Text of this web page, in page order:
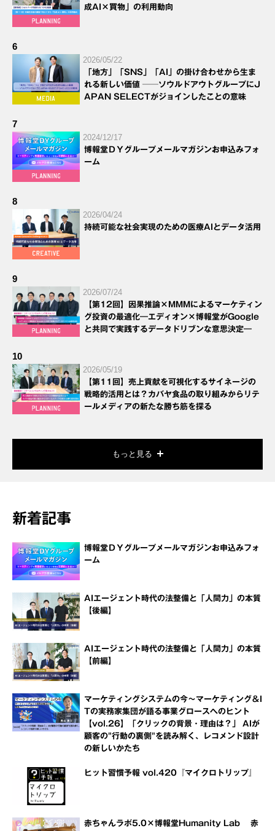
成AI×買物」の利用動向
6
2026/05/22
「地方」「SNS」「AI」の掛け合わせから生ま
れる新しい価値 ──ソウルドアウトグループにJ
APAN SELECTがジョインしたことの意味
7
2024/12/17
博報堂ＤＹグループメールマガジンお申込みフォ
ーム
8
2026/04/24
持続可能な社会実現のための医療AIとデータ活用
9
2026/07/24
【第12回】因果推論×MMMによるマーケティン
グ投資の最適化―エディオン×博報堂がGoogle
と共同で実践するデータドリブンな意思決定―
10
2026/05/19
【第11回】売上貢献を可視化するサイネージの
戦略的活用とは？カバヤ食品の取り組みからリテ
ールメディアの新たな勝ち筋を探る
もっと見る
新着記事
博報堂ＤＹグループメールマガジンお申込みフォ
ーム
AIエージェント時代の法整備と「人間力」の本質
【後編】
AIエージェント時代の法整備と「人間力」の本質
【前編】
マーケティングシステムの今～マーケティング＆I
Tの実務家集団が語る事業グロースへのヒント
【vol.26】「クリックの背景・理由は？」 AIが
顧客の"行動の裏側"を読み解く、レコメンド設計
の新しいかたち
ヒット習慣予報 vol.420『マイクロトリップ』
赤ちゃんラボ5.0×博報堂Humanity Lab 赤